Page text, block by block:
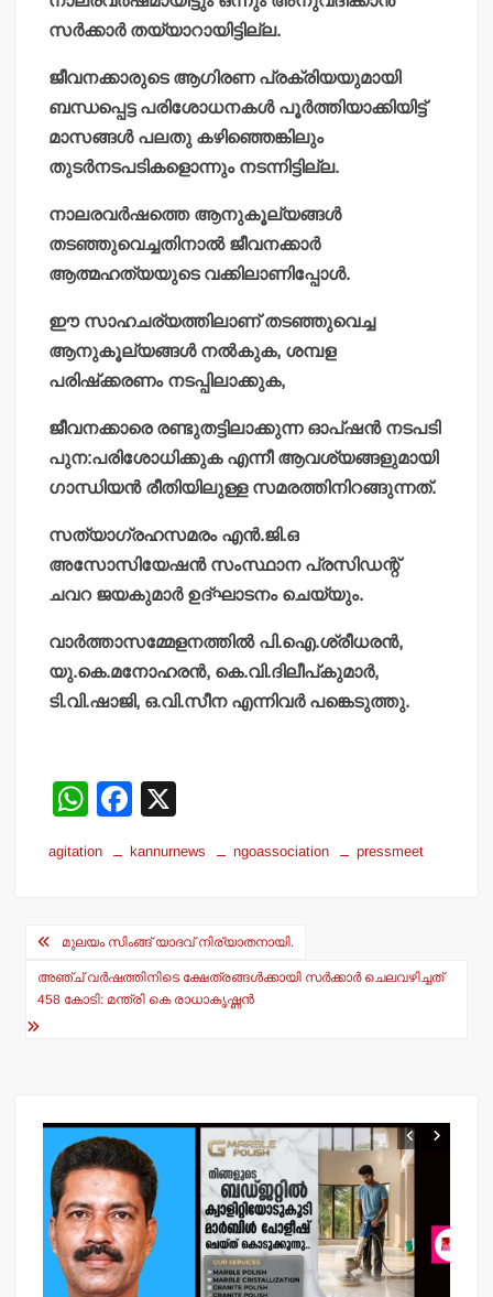
സര്‍ക്കാര്‍ തയ്യാറായിട്ടില്ല.
ജീവനക്കാരുടെ ആഗിരണ പ്രക്രിയയുമായി
ബന്ധപ്പെട്ട പരിശോധനകള്‍ പൂര്‍ത്തിയാക്കിയിട്ട്
മാസങ്ങള്‍ പലതു കഴിഞ്ഞെങ്കിലും
തുടര്‍നടപടികളൊന്നും നടന്നിട്ടില്ല.
നാലരവര്‍ഷത്തെ ആനുകൂല്യങ്ങള്‍
തടഞ്ഞുവെച്ചതിനാല്‍ ജീവനക്കാര്‍
ആത്മഹത്യയുടെ വക്കിലാണിപ്പോള്‍.
ഈ സാഹചര്യത്തിലാണ് തടഞ്ഞുവെച്ച
ആനുകൂല്യങ്ങള്‍ നല്‍കുക, ശമ്പള
പരിഷ്‌ക്കരണം നടപ്പിലാക്കുക,
ജീവനക്കാരെ രണ്ടുതട്ടിലാക്കുന്ന ഓപ്ഷന്‍ നടപടി
പുന:പരിശോധിക്കുക എന്നീ ആവശ്യങ്ങളുമായി
ഗാന്ധിയന്‍ രീതിയിലുള്ള സമരത്തിനിറങ്ങുന്നത്.
സത്യാഗ്രഹസമരം എന്‍.ജി.ഒ
അസോസിയേഷന്‍ സംസ്ഥാന പ്രസിഡന്റ്
ചവറ ജയകുമാര്‍ ഉദ്ഘാടനം ചെയ്യും.
വാര്‍ത്താസമ്മേളനത്തില്‍ പി.ഐ.ശ്രീധരന്‍,
യു.കെ.മനോഹരന്‍, കെ.വി.ദിലീപ്കുമാര്‍,
ടി.വി.ഷാജി, ഒ.വി.സീന എന്നിവര്‍ പങ്കെടുത്തു.
W
at
A
p
p
F
c
b
o
o
agitation kannurnews ngoassociation pressmeet
Post
navigation
മുലയം സിംങ്ങ് യാദവ് നിര്യാതനായി.
അഞ്ച് വര്‍ഷത്തിനിടെ ക്ഷേത്രങ്ങള്‍ക്കായി സര്‍ക്കാര്‍ ചെലവഴിച്ചത്
458 കോടി: മന്ത്രി കെ രാധാകൃഷ്ണന്‍